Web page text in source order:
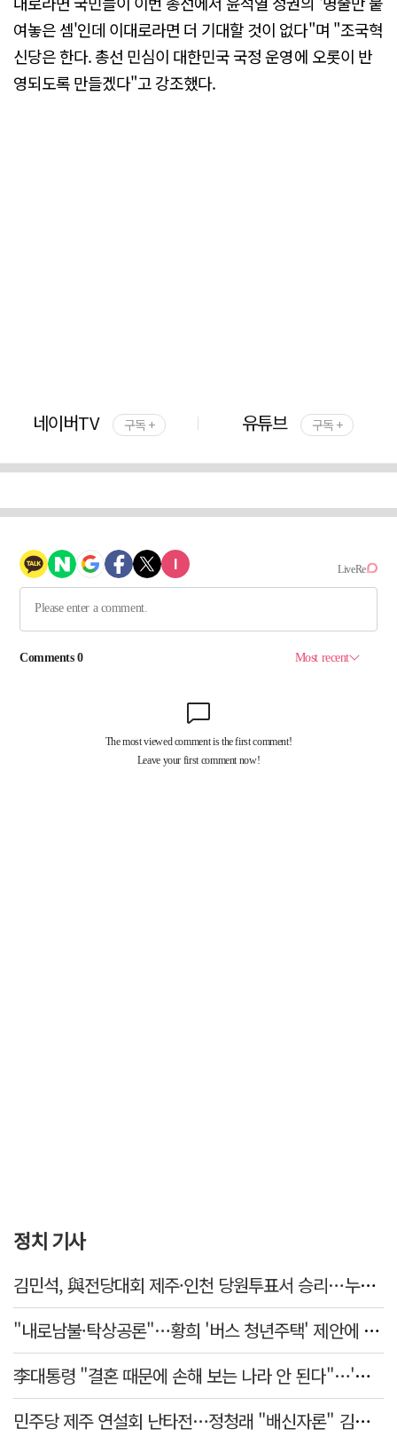
여놓은 셈'인데 이대로라면 더 기대할 것이 없다"며 "조국혁
신당은 한다. 총선 민심이 대한민국 국정 운영에 오롯이 반
영되도록 만들겠다"고 강조했다.
네이버TV 구독 + 유튜브 구독 +
정치 기사
김민석, 與전당대회 제주·인천 당원투표서 승리…누적 득표는 '초박빙'
"내로남불·탁상공론"…황희 '버스 청년주택' 제안에 與 내부서도 쓴소리
李대통령 "결혼 때문에 손해 보는 나라 안 된다"…'결혼 페널티' 22개 손본다
민주당 제주 연설회 난타전…정청래 "배신자론" 김민석 "관리 무능"